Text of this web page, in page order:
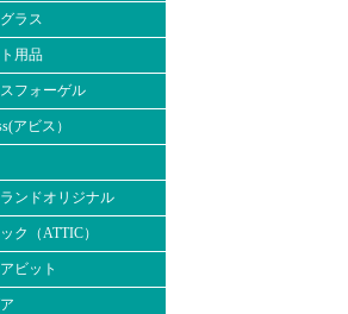
ラス
用品
スフォーゲル
アビス）
ランドオリジナル
ク（ATTIC）
ビット